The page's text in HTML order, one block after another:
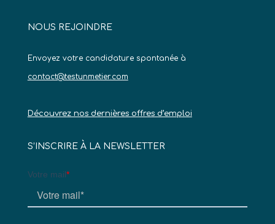
NOUS REJOINDRE
Envoyez votre candidature spontanée à
contact@testunmetier.com
Découvrez nos dernières offres d’emploi
S’INSCRIRE À LA NEWSLETTER